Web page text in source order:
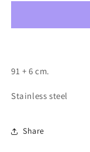
91 + 6 cm.
Stainless steel
Share